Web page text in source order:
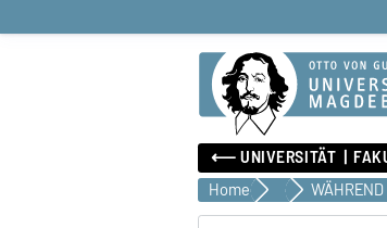
⟵ UNIVERSITÄT
Home Studium